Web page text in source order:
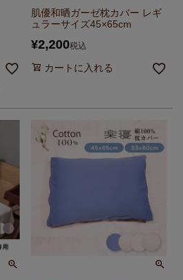
肌優和晒ガーゼ枕カバー レギ
ュラーサイズ45×65cm
¥2,200税込
カートに入れる